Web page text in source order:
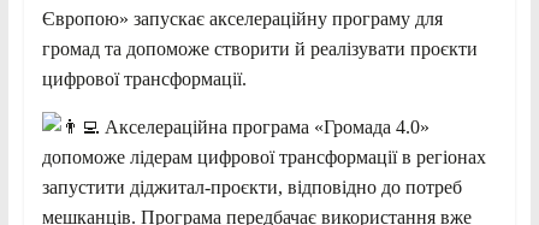
Європою» запускає акселераційну програму для
громад та допоможе створити й реалізувати проєкти
цифрової трансформації.
Акселераційна програма «Громада 4.0»
допоможе лідерам цифрової трансформації в регіонах
запустити діджитал-проєкти, відповідно до потреб
мешканців. Програма передбачає використання вже